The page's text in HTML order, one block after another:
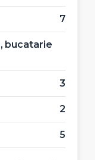
7
bucatarie
3
2
5